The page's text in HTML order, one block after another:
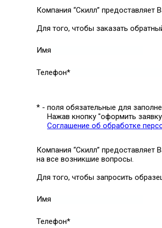
Компания “Скилл”
Для того, чтобы заказать
Имя
Телефон*
* - поля обязательные для
Нажав кнопку "оформить
Соглашение об обработке
Компания “Скилл”
на все возникшие вопросы.
Для того, чтобы запросить
Имя
Телефон*